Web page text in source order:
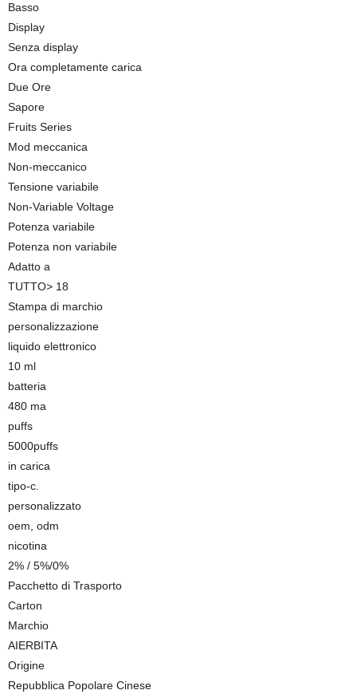
Basso
Display
Senza display
Ora completamente carica
Due Ore
Sapore
Fruits Series
Mod meccanica
Non-meccanico
Tensione variabile
Non-Variable Voltage
Potenza variabile
Potenza non variabile
Adatto a
TUTTO> 18
Stampa di marchio
personalizzazione
liquido elettronico
10 ml
batteria
480 ma
puffs
5000puffs
in carica
tipo-c.
personalizzato
oem, odm
nicotina
2% / 5%/0%
Pacchetto di Trasporto
Carton
Marchio
AIERBITA
Origine
Repubblica Popolare Cinese